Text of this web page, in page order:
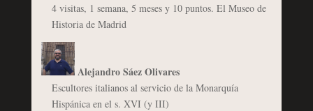
4 visitas, 1 semana, 5 meses y 10 puntos. El Museo de
Historia de Madrid
Alejandro Sáez Olivares
Escultores italianos al servicio de la Monarquía
Hispánica en el s. XVI (y III)